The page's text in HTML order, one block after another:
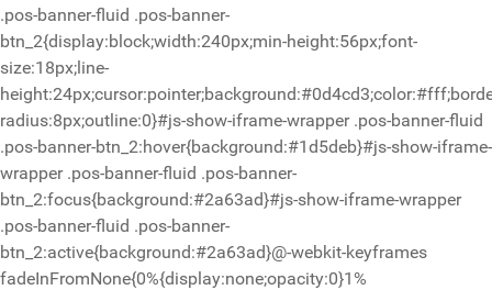
.pos-banner-fluid .pos-banner-
btn_2{display:block;width:240px;min-height:56px;font-
size:18px;line-
radius:8px;outline:0}#js-show-iframe-wrapper .pos-banner-fluid
.pos-banner-btn_2:hover{background:#1d5deb}#js-show-iframe-
wrapper .pos-banner-fluid .pos-banner-
btn_2:focus{background:#2a63ad}#js-show-iframe-wrapper
.pos-banner-fluid .pos-banner-
btn_2:active{background:#2a63ad}@-webkit-keyframes
fadeInFromNone{0%{display:none;opacity:0}1%